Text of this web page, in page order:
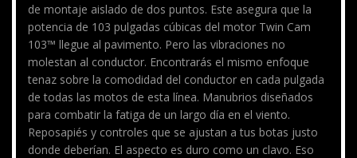
de montaje aislado de dos puntos. Este asegura que la
potencia de 103 pulgadas cúbicas del motor Twin Cam
103™ llegue al pavimento. Pero las vibraciones no
molestan al conductor. Encontrarás el mismo enfoque
tenaz sobre la comodidad del conductor en cada pulgada
de todas las motos de esta línea. Manubrios diseñados
para combatir la fatiga de un largo día en el viento.
Reposapiés y controles que se ajustan a tus botas justo
donde deberían. El aspecto es duro como un clavo. Eso